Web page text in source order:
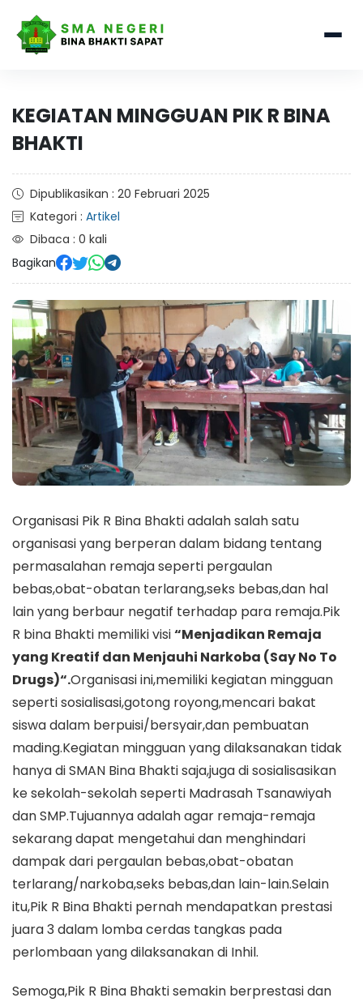
KEGIATAN MINGGUAN PIK R BINA
BHAKTI
Dipublikasikan : 20 Februari 2025
Kategori : Artikel
Dibaca : 0 kali
Bagikan
Organisasi Pik R Bina Bhakti adalah salah satu
organisasi yang berperan dalam bidang tentang
permasalahan remaja seperti pergaulan
bebas,obat-obatan terlarang,seks bebas,dan hal
lain yang berbaur negatif terhadap para remaja.Pik
R bina Bhakti memiliki visi“Menjadikan Remaja
yang Kreatif dan Menjauhi Narkoba (Say No To
Drugs)“.Organisasi ini,memiliki kegiatan mingguan
seperti sosialisasi,gotong royong,mencari bakat
siswa dalam berpuisi/bersyair,dan pembuatan
mading.Kegiatan mingguan yang dilaksanakan tidak
hanya di SMAN Bina Bhakti saja,juga di sosialisasikan
ke sekolah-sekolah seperti Madrasah Tsanawiyah
dan SMP.Tujuannya adalah agar remaja-remaja
sekarang dapat mengetahui dan menghindari
dampak dari pergaulan bebas,obat-obatan
terlarang/narkoba,seks bebas,dan lain-lain.Selain
itu,Pik R Bina Bhakti pernah mendapatkan prestasi
juara 3 dalam lomba cerdas tangkas pada
perlombaan yang dilaksanakan di Inhil.
Semoga,Pik R Bina Bhakti semakin berprestasi dan